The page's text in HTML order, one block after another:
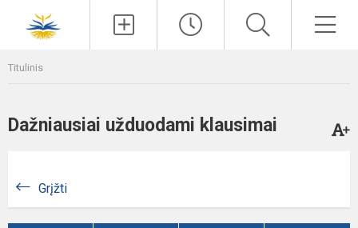
Titulinis
Dažniausiai užduodami klausimai
Grįžti